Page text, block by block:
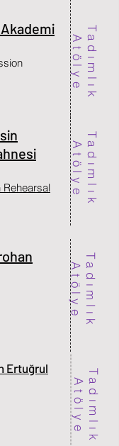
T
ad
ı
m
l
ı
k
At
ö
l
y
e
T
ad
ı
m
l
ı
k
At
ö
l
y
e
T
ad
ı
m
l
ı
k
At
ö
l
y
e
Ertuğrul
T
ad
ı
m
l
ı
k
At
ö
l
y
e